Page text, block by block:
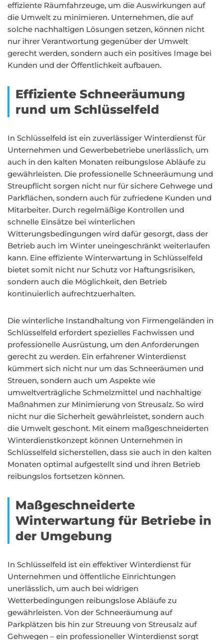
effiziente Räumfahrzeuge, um die Auswirkungen auf
die Umwelt zu minimieren. Unternehmen, die auf
solche nachhaltigen Lösungen setzen, können nicht
nur ihrer Verantwortung gegenüber der Umwelt
gerecht werden, sondern auch ein positives Image bei
Kunden und der Öffentlichkeit aufbauen.
Effiziente Schneeräumung
rund um Schlüsselfeld
In Schlüsselfeld ist ein zuverlässiger Winterdienst für
Unternehmen und Gewerbebetriebe unerlässlich, um
auch in den kalten Monaten reibungslose Abläufe zu
gewährleisten. Die professionelle Schneeräumung und
Streupflicht sorgen nicht nur für sichere Gehwege und
Parkflächen, sondern auch für zufriedene Kunden und
Mitarbeiter. Durch regelmäßige Kontrollen und
schnelle Einsätze bei winterlichen
Witterungsbedingungen wird dafür gesorgt, dass der
Betrieb auch im Winter uneingeschränkt weiterlaufen
kann. Eine effiziente Winterwartung in Schlüsselfeld
bietet somit nicht nur Schutz vor Haftungsrisiken,
sondern auch die Möglichkeit, den Betrieb
kontinuierlich aufrechtzuerhalten.
Die winterliche Instandhaltung von Firmengeländen in
Schlüsselfeld erfordert spezielles Fachwissen und
professionelle Ausrüstung, um den Anforderungen
gerecht zu werden. Ein erfahrener Winterdienst
kümmert sich nicht nur um das Schneeräumen und
Streuen, sondern auch um Aspekte wie
umweltverträgliche Schmelzmittel und nachhaltige
Maßnahmen zur Minimierung von Streusalz. So wird
nicht nur die Sicherheit gewährleistet, sondern auch
die Umwelt geschont. Mit einem maßgeschneiderten
Winterdienstkonzept können Unternehmen in
Schlüsselfeld sicherstellen, dass sie auch in den kalten
Monaten optimal aufgestellt sind und ihren Betrieb
reibungslos fortsetzen können.
Maßgeschneiderte
Winterwartung für Betriebe in
der Umgebung
In Schlüsselfeld ist ein effektiver Winterdienst für
Unternehmen und öffentliche Einrichtungen
unerlässlich, um auch bei widrigen
Wetterbedingungen reibungslose Abläufe zu
gewährleisten. Von der Schneeräumung auf
Parkplätzen bis hin zur Streuung von Streusalz auf
Gehwegen – ein professioneller Winterdienst sorgt